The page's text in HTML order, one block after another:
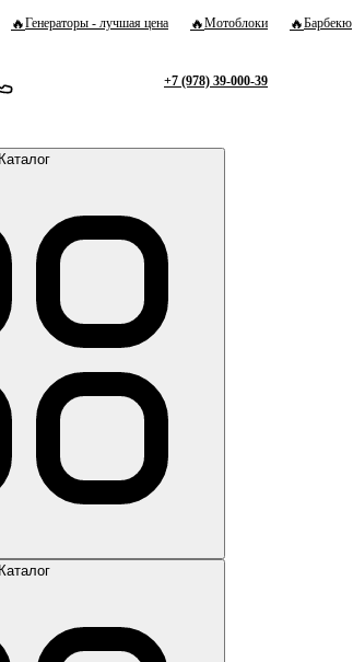
🔥Генераторы - лучшая цена 🔥Мотоблоки 🔥Барбекю
+7 (978) 39-000-39